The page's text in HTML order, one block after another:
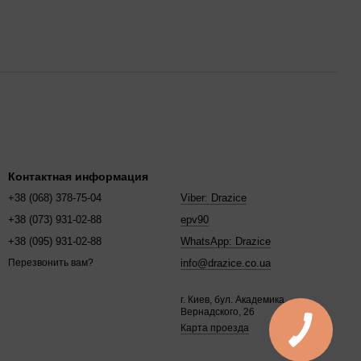
Контактная информация
+38 (068) 378-75-04
+38 (073) 931-02-88
+38 (095) 931-02-88
Перезвонить вам?
Viber: Drazice
epv90
WhatsApp: Drazice
info@drazice.co.ua
г. Киев, бул. Академика
Вернадского, 26
Карта проезда